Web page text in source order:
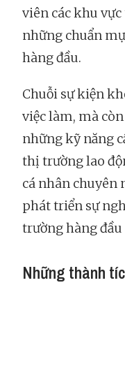
viên các khu
những chuẩn
hàng đầu.
Chuỗi sự kiện
việc làm, mà
những kỹ năng
thị trường lao
cá nhân chuyên
phát triển sự
trường hàng
Những thành